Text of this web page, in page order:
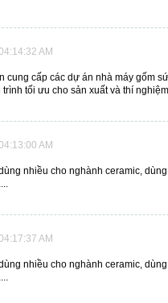
AM
cung cấp các dự án nhà máy gốm
tối ưu cho sản xuất và thí nghiệm
AM
nhiều cho nghành ceramic,
AM
nhiều cho nghành ceramic,